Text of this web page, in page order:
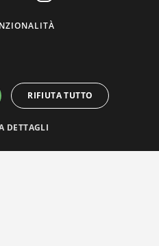
RIFIUTA TUTTO
DETTAGLI